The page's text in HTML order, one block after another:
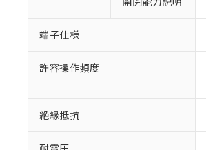
端子仕様
許容操作頻度
絶縁抵抗